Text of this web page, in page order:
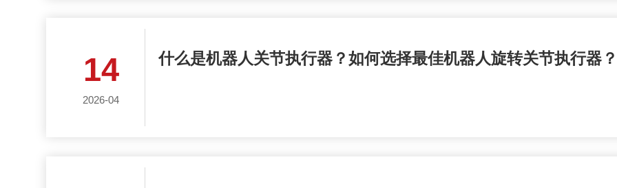
14
2026-04
什么是机器人关节执行器？如何选择最佳机器人旋转关节执行器？